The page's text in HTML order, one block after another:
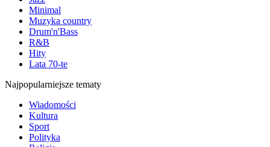
Minimal
Muzyka country
Drum'n'Bass
R&B
Hity
Lata 70-te
Najpopularniejsze tematy
Wiadomości
Kultura
Sport
Polityka